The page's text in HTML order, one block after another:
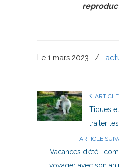
Le 1 mars 2023 /
Tiques
traiter
ARTICLE
Vacances d’été :